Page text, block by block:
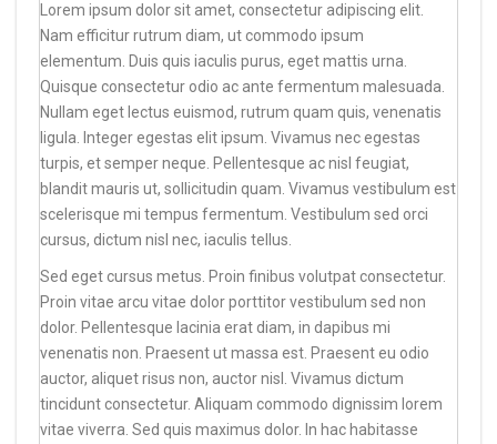
Lorem ipsum dolor sit amet, consectetur adipiscing elit.
Nam efficitur rutrum diam, ut commodo ipsum
elementum. Duis quis iaculis purus, eget mattis urna.
Quisque consectetur odio ac ante fermentum malesuada.
Nullam eget lectus euismod, rutrum quam quis, venenatis
ligula. Integer egestas elit ipsum. Vivamus nec egestas
turpis, et semper neque. Pellentesque ac nisl feugiat,
blandit mauris ut, sollicitudin quam. Vivamus vestibulum est
scelerisque mi tempus fermentum. Vestibulum sed orci
cursus, dictum nisl nec, iaculis tellus.
Sed eget cursus metus. Proin finibus volutpat consectetur.
Proin vitae arcu vitae dolor porttitor vestibulum sed non
dolor. Pellentesque lacinia erat diam, in dapibus mi
venenatis non. Praesent ut massa est. Praesent eu odio
auctor, aliquet risus non, auctor nisl. Vivamus dictum
tincidunt consectetur. Aliquam commodo dignissim lorem
vitae viverra. Sed quis maximus dolor. In hac habitasse